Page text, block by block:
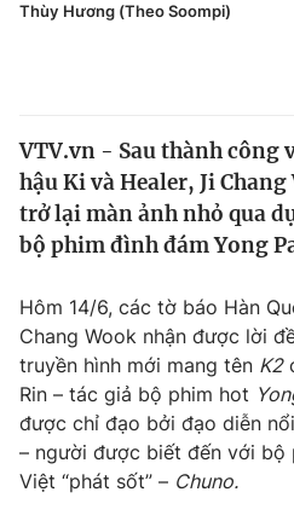
Pháp luật
Thế giới
Tin tức
Thế giới đó đây
Câu chuyện quốc tế
Kinh tế
Thị trường
Góc doanh nghiệp
Dữ liệu và đời sống
Truyền hình
Phim VTV
Hậu trường
Giải trí
Điện ảnh
Công nghệ
Thùy Hương (Theo Soompi)
VTV.vn - Sau thành công
hậu Ki và Healer, Ji
trở lại màn ảnh nhỏ qua
bộ phim đình đám Yong
Hôm 14/6, các tờ báo Hàn
Chang Wook nhận được lời
truyền hình mới mang tên K2
Rin – tác giả bộ phim hot
được chỉ đạo bởi đạo diễn
– người được biết đến với bộ
Việt “phát sốt” – Chuno.